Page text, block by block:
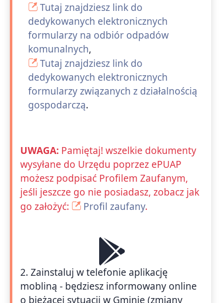
Tutaj znajdziesz link do
dedykowanych elektronicznych
formularzy na odbiór odpadów
komunalnych,
Tutaj znajdziesz link do
dedykowanych elektronicznych
formularzy związanych z działalnością
gospodarczą.
UWAGA: Pamiętaj! wszelkie dokumenty
wysyłane do Urzędu poprzez ePUAP
możesz podpisać Profilem Zaufanym,
jeśli jeszcze go nie posiadasz, zobacz jak
go założyć:
Profil zaufany.
2. Zainstaluj w telefonie aplikację
mobliną - będziesz informowany online
o bieżącej sytuacji w Gminie (zmiany